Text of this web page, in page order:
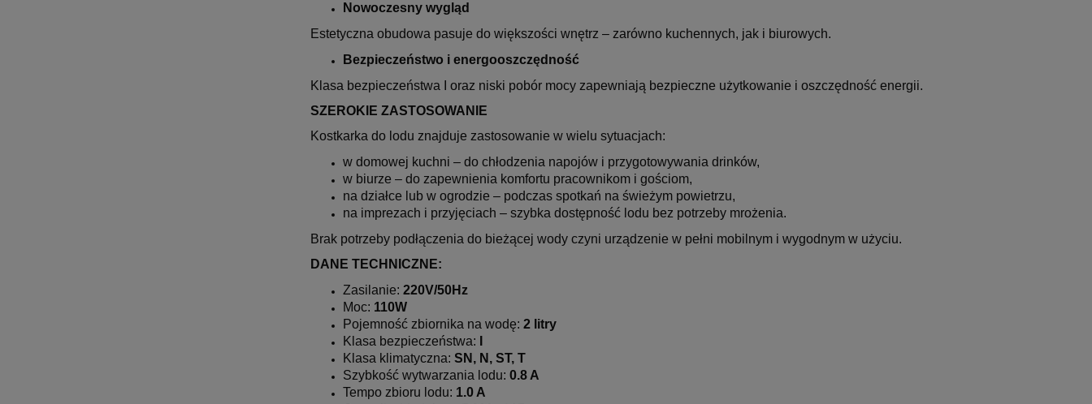
Nowoczesny wygląd
Estetyczna obudowa pasuje do większości wnętrz – zarówno kuchennych, jak i biurowych.
Bezpieczeństwo i energooszczędność
Klasa bezpieczeństwa I oraz niski pobór mocy zapewniają bezpieczne użytkowanie i oszczędność energii.
SZEROKIE ZASTOSOWANIE
Kostkarka do lodu znajduje zastosowanie w wielu sytuacjach:
w domowej kuchni – do chłodzenia napojów i przygotowywania drinków,
w biurze – do zapewnienia komfortu pracownikom i gościom,
na działce lub w ogrodzie – podczas spotkań na świeżym powietrzu,
na imprezach i przyjęciach – szybka dostępność lodu bez potrzeby mrożenia.
Brak potrzeby podłączenia do bieżącej wody czyni urządzenie w pełni mobilnym i wygodnym w użyciu.
DANE TECHNICZNE:
Zasilanie: 220V/50Hz
Moc: 110W
Pojemność zbiornika na wodę: 2 litry
Klasa bezpieczeństwa:
Klasa klimatyczna: SN, N, ST, T
Szybkość wytwarzania lodu: 0.8 A
Tempo zbioru lodu: 1.0 A